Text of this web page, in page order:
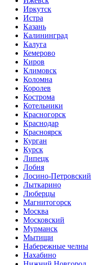
Иркутск
Истра
Казань
Калининград
Калуга
Кемерово
Киров
Климовск
Коломна
Королев
Кострома
Котельники
Красногорск
Краснодар
Красноярск
Курган
Курск
Липецк
Лобня
Лосино-Петровский
Лыткарино
Люберцы
Магнитогорск
Москва
Московский
Мурманск
Мытищи
Набережные челны
Нахабино